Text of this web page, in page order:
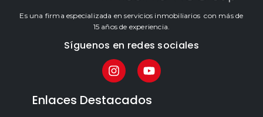
Es una firma especializada en servicios inmobiliarios con más de
15 años de experiencia.
Síguenos en redes sociales
Enlaces Destacados